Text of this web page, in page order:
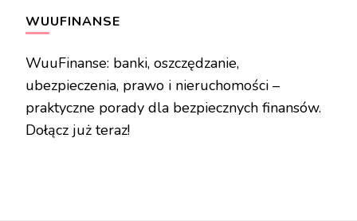
WUUFINANSE
WuuFinanse: banki, oszczędzanie,
ubezpieczenia, prawo i nieruchomości –
praktyczne porady dla bezpiecznych finansów.
Dołącz już teraz!